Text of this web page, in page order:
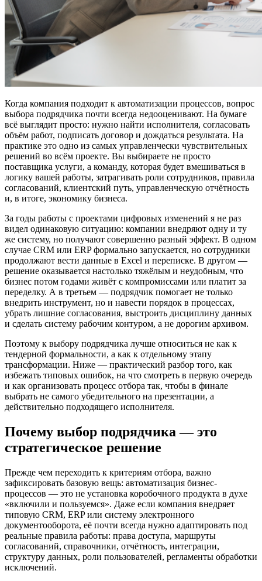
Когда компания подходит к автоматизации процессов, вопрос
выбора подрядчика почти всегда недооценивают. На бумаге
всё выглядит просто: нужно найти исполнителя, согласовать
объём работ, подписать договор и дождаться результата. На
практике это одно из самых управленчески чувствительных
решений во всём проекте. Вы выбираете не просто
поставщика услуги, а команду, которая будет вмешиваться в
логику вашей работы, затрагивать роли сотрудников, правила
согласований, клиентский путь, управленческую отчётность
и, в итоге, экономику бизнеса.
За годы работы с проектами цифровых изменений я не раз
видел одинаковую ситуацию: компании внедряют одну и ту
же систему, но получают совершенно разный эффект. В одном
случае CRM или ERP формально запускается, но сотрудники
продолжают вести данные в Excel и переписке. В другом —
решение оказывается настолько тяжёлым и неудобным, что
бизнес потом годами живёт с компромиссами или платит за
переделку. А в третьем — подрядчик помогает не только
внедрить инструмент, но и навести порядок в процессах,
убрать лишние согласования, выстроить дисциплину данных
и сделать систему рабочим контуром, а не дорогим архивом.
Поэтому к выбору подрядчика лучше относиться не как к
тендерной формальности, а как к отдельному этапу
трансформации. Ниже — практический разбор того, как
избежать типовых ошибок, на что смотреть в первую очередь
и как организовать процесс отбора так, чтобы в финале
выбрать не самого убедительного на презентации, а
действительно подходящего исполнителя.
Почему выбор подрядчика — это
стратегическое решение
Прежде чем переходить к критериям отбора, важно
зафиксировать базовую вещь: автоматизация бизнес-
процессов — это не установка коробочного продукта в духе
«включили и пользуемся». Даже если компания внедряет
типовую CRM, ERP или систему электронного
документооборота, её почти всегда нужно адаптировать под
реальные правила работы: права доступа, маршруты
согласований, справочники, отчётность, интеграции,
структуру данных, роли пользователей, регламенты обработки
исключений.